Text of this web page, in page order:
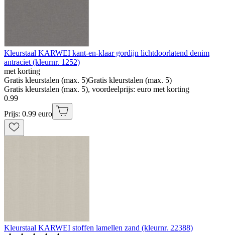
Kleurstaal KARWEI kant-en-klaar gordijn lichtdoorlatend denim
antraciet (kleurnr. 1252)
met korting
Gratis kleurstalen (max. 5)Gratis kleurstalen (max. 5)
Gratis kleurstalen (max. 5), voordeelprijs: euro met korting
0.99
Prijs: 0.99 euro
Kleurstaal KARWEI stoffen lamellen zand (kleurnr. 22388)